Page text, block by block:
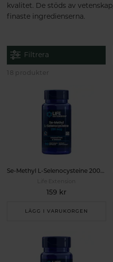
kvalitet. De stöds av
finaste ingredienserna.
Filtrera
18 produkter
Se-Methyl L-Selenocysteine 200mcg 90k
Life Extension
159 kr
LÄGG I VARUKORGEN